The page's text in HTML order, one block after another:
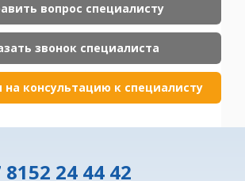
вопрос специалисту
звонок специалиста
на консультацию к специалисту
8152 24 44 42